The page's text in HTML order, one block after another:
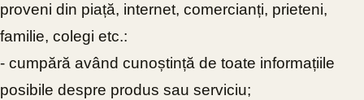
proveni din piață, internet, comercianți, prieteni,
familie, colegi etc.:
- cumpără având cunoștință de toate informațiile
posibile despre produs sau serviciu;